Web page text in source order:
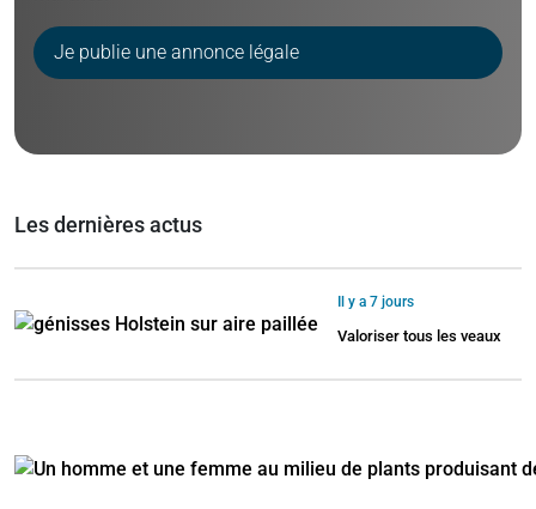
Je publie une annonce légale
Les dernières actus
Il y a 7 jours
Valoriser tous les veaux